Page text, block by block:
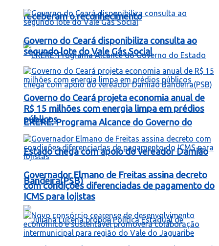
receberam o reconhecimento
ERERÉ: Programa Alcance do Governo do
Estado chega com apoio do vereador Damião
Bandeira(PSB)
Governo do Ceará disponibiliza consulta ao
segundo lote do Vale Gás Social
Governo do Ceará projeta economia anual de
R$ 15 milhões com energia limpa em prédios
públicos
Governador Elmano de Freitas assina decreto
com condições diferenciadas de pagamento do
ICMS para lojistas